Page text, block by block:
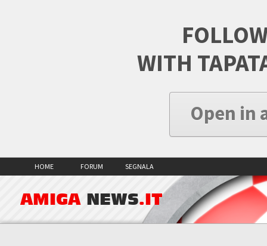
WITH
Open in
HOME FORUM SEGNALA
AMIGA NEWS.IT